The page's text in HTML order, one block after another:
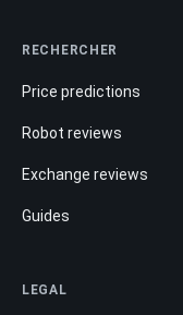
RECHERCHER
Price predictions
Robot reviews
Exchange reviews
Guides
LEGAL